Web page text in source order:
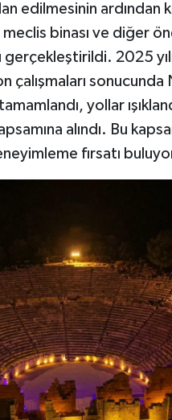
edilmesinin ardından
binası ve diğer
gerçekleştirildi. 2025
yollar
alındı. Bu
fırsatı